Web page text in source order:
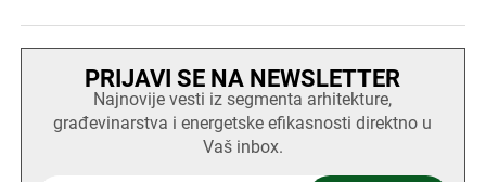
PRIJAVI SE NA NEWSLETTER
Najnovije vesti iz segmenta arhitekture,
građevinarstva i energetske efikasnosti direktno u
Vaš inbox.